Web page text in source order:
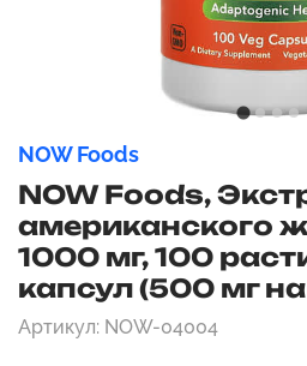
NOW Foods
NOW Foods,
американского
1000 мг, 100
капсул (500 мг
Артикул: NOW-04004